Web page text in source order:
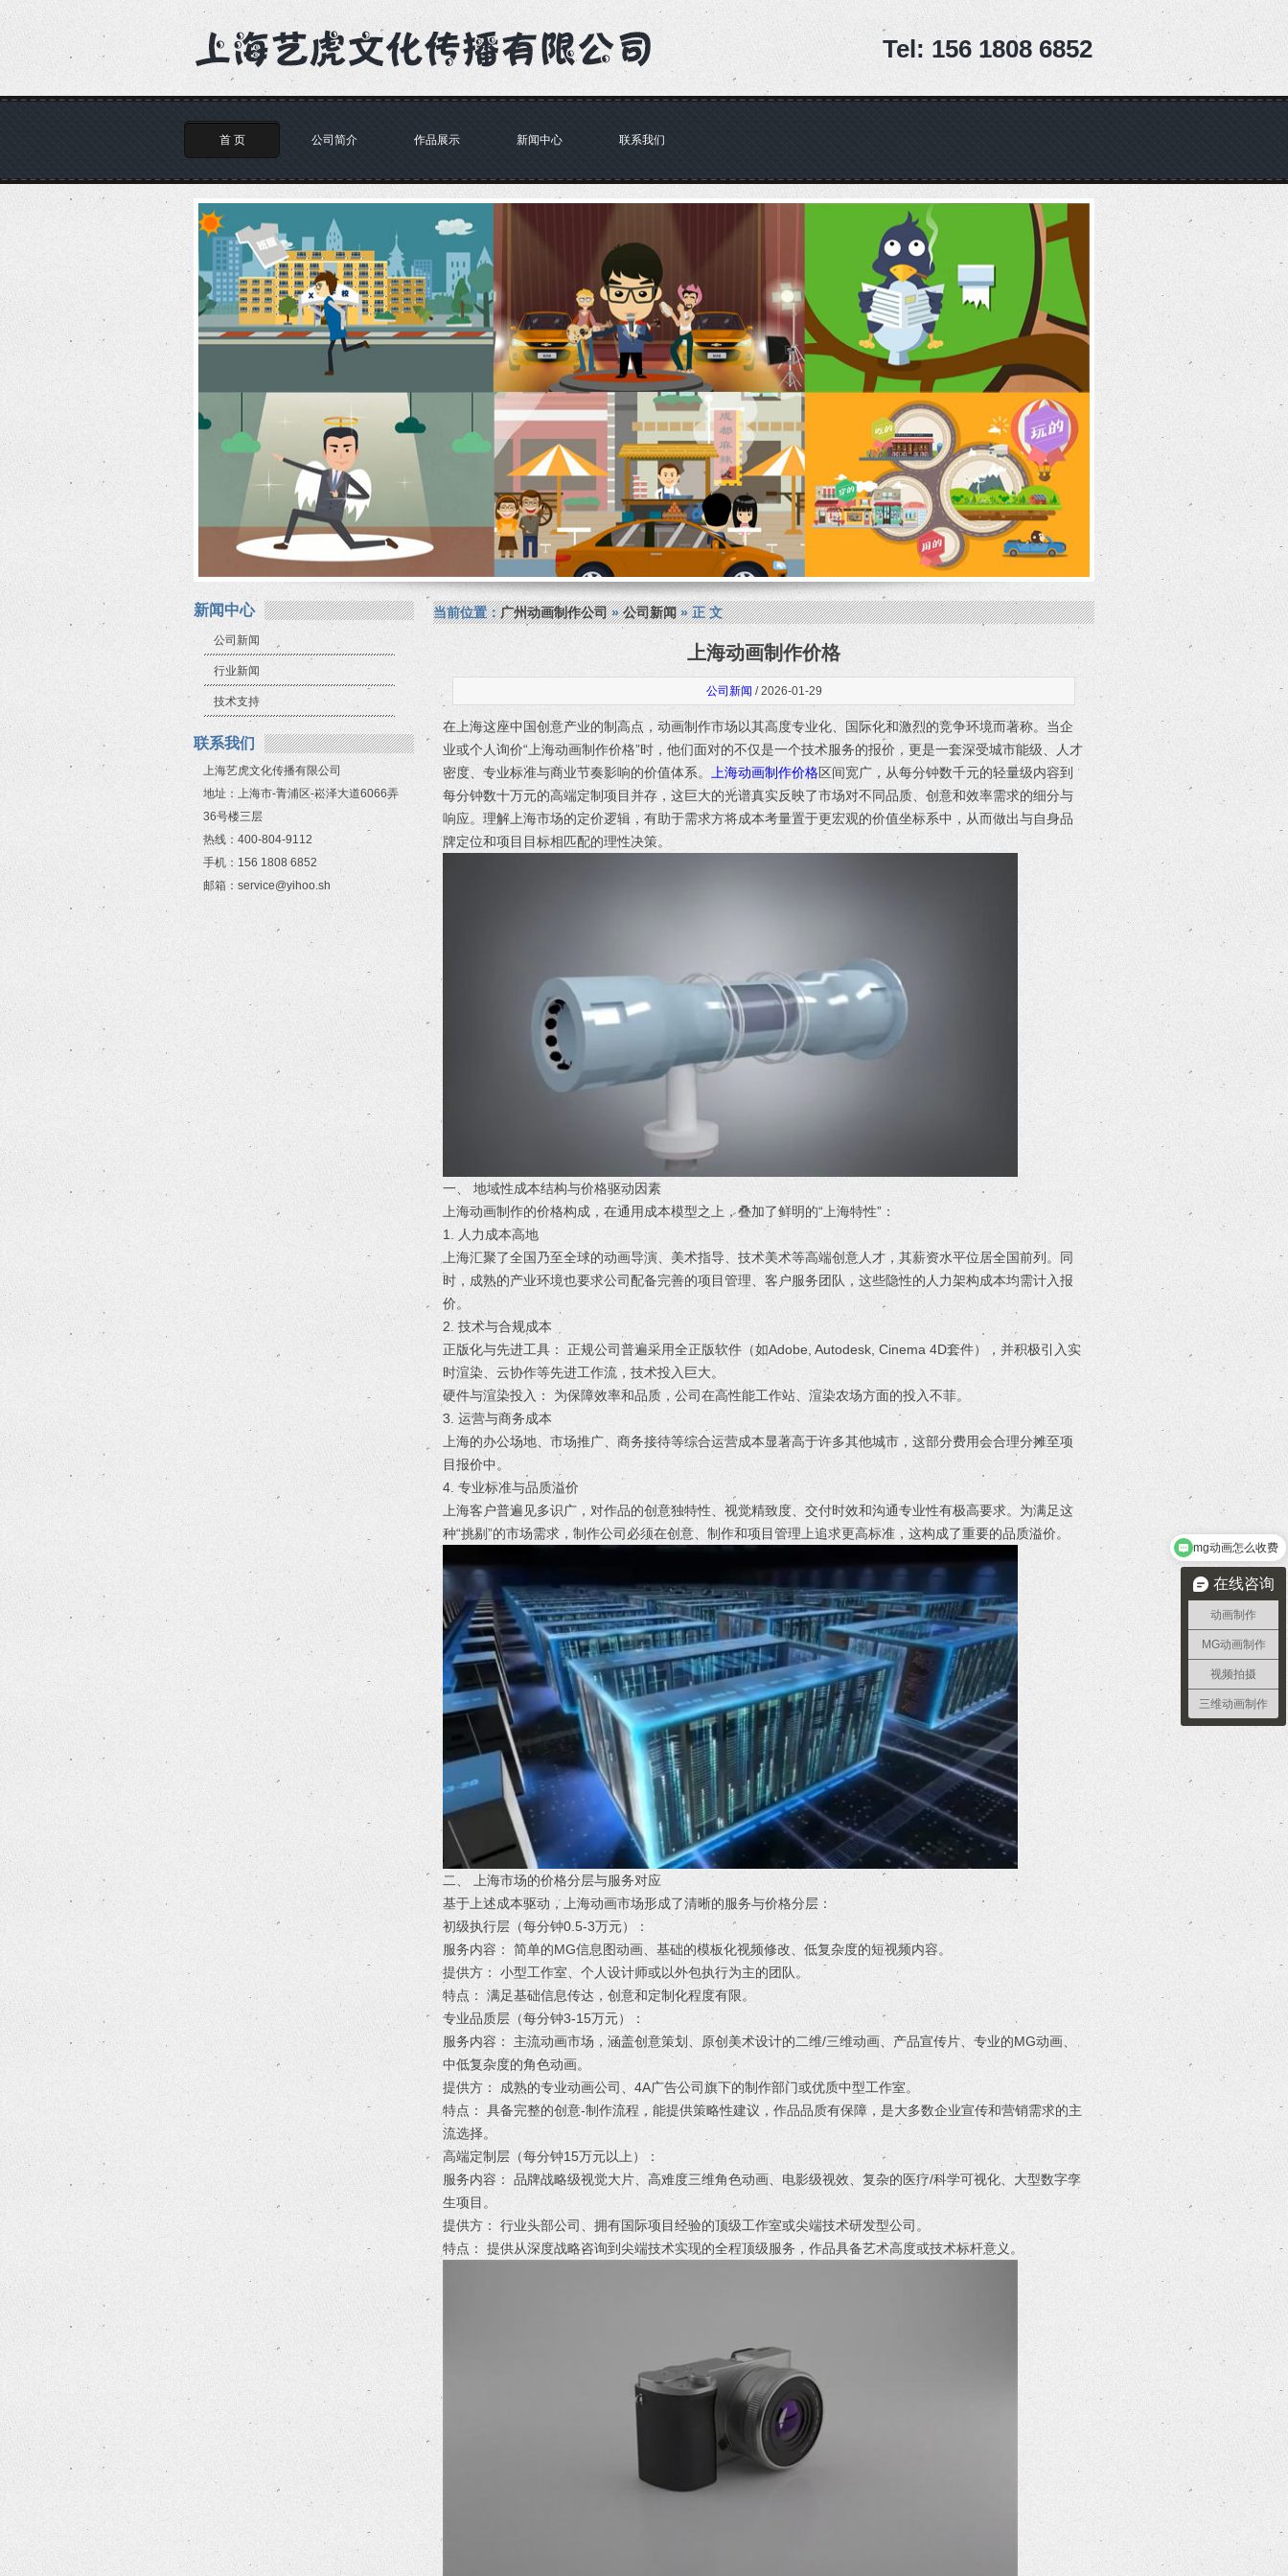
Tel: 156 1808 6852
首 页 公司简介 作品展示 新闻中心 联系我们
新闻中心
公司新闻
行业新闻
技术支持
联系我们
上海艺虎文化传播有限公司
地址：上海市-青浦区-崧泽大道6066弄
36号楼三层
热线：400-804-9112
手机：156 1808 6852
邮箱：service@yihoo.sh
当前位置：广州动画制作公司»公司新闻» 正 文
上海动画制作价格
公司新闻 / 2026-01-29
在上海这座中国创意产业的制高点，动画制作市场以其高度专业化、国际化和激烈的竞争环境而著称。当企
业或个人询价“上海动画制作价格”时，他们面对的不仅是一个技术服务的报价，更是一套深受城市能级、人才
密度、专业标准与商业节奏影响的价值体系。
上海动画制作价格区间宽广，从每分钟数千元的轻量级内容到
每分钟数十万元的高端定制项目并存，这巨大的光谱真实反映了市场对不同品质、创意和效率需求的细分与
响应。理解上海市场的定价逻辑，有助于需求方将成本考量置于更宏观的价值坐标系中，从而做出与自身品
牌定位和项目目标相匹配的理性决策。
一、 地域性成本结构与价格驱动因素
上海动画制作的价格构成，在通用成本模型之上，叠加了鲜明的“上海特性”：
1. 人力成本高地
上海汇聚了全国乃至全球的动画导演、美术指导、技术美术等高端创意人才，其薪资水平位居全国前列。同
时，成熟的产业环境也要求公司配备完善的项目管理、客户服务团队，这些隐性的人力架构成本均需计入报
价。
2. 技术与合规成本
正版化与先进工具： 正规公司普遍采用全正版软件（如Adobe, Autodesk, Cinema 4D套件），并积极引入实
时渲染、云协作等先进工作流，技术投入巨大。
硬件与渲染投入： 为保障效率和品质，公司在高性能工作站、渲染农场方面的投入不菲。
3. 运营与商务成本
上海的办公场地、市场推广、商务接待等综合运营成本显著高于许多其他城市，这部分费用会合理分摊至项
目报价中。
4. 专业标准与品质溢价
上海客户普遍见多识广，对作品的创意独特性、视觉精致度、交付时效和沟通专业性有极高要求。为满足这
种“挑剔”的市场需求，制作公司必须在创意、制作和项目管理上追求更高标准，这构成了重要的品质溢价。
二、 上海市场的价格分层与服务对应
基于上述成本驱动，上海动画市场形成了清晰的服务与价格分层：
初级执行层（每分钟0.5-3万元）：
服务内容： 简单的MG信息图动画、基础的模板化视频修改、低复杂度的短视频内容。
提供方： 小型工作室、个人设计师或以外包执行为主的团队。
特点： 满足基础信息传达，创意和定制化程度有限。
专业品质层（每分钟3-15万元）：
服务内容： 主流动画市场，涵盖创意策划、原创美术设计的二维/三维动画、产品宣传片、专业的MG动画、
中低复杂度的角色动画。
提供方： 成熟的专业动画公司、4A广告公司旗下的制作部门或优质中型工作室。
特点： 具备完整的创意-制作流程，能提供策略性建议，作品品质有保障，是大多数企业宣传和营销需求的主
流选择。
高端定制层（每分钟15万元以上）：
服务内容： 品牌战略级视觉大片、高难度三维角色动画、电影级视效、复杂的医疗/科学可视化、大型数字孪
生项目。
提供方： 行业头部公司、拥有国际项目经验的顶级工作室或尖端技术研发型公司。
特点： 提供从深度战略咨询到尖端技术实现的全程顶级服务，作品具备艺术高度或技术标杆意义。
在线咨询
动画制作
MG动画制作
视频拍摄
三维动画制作
需要做2分钟宣传动画需要多久